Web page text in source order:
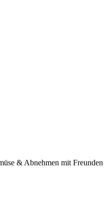
& Abnehmen mit Freunden